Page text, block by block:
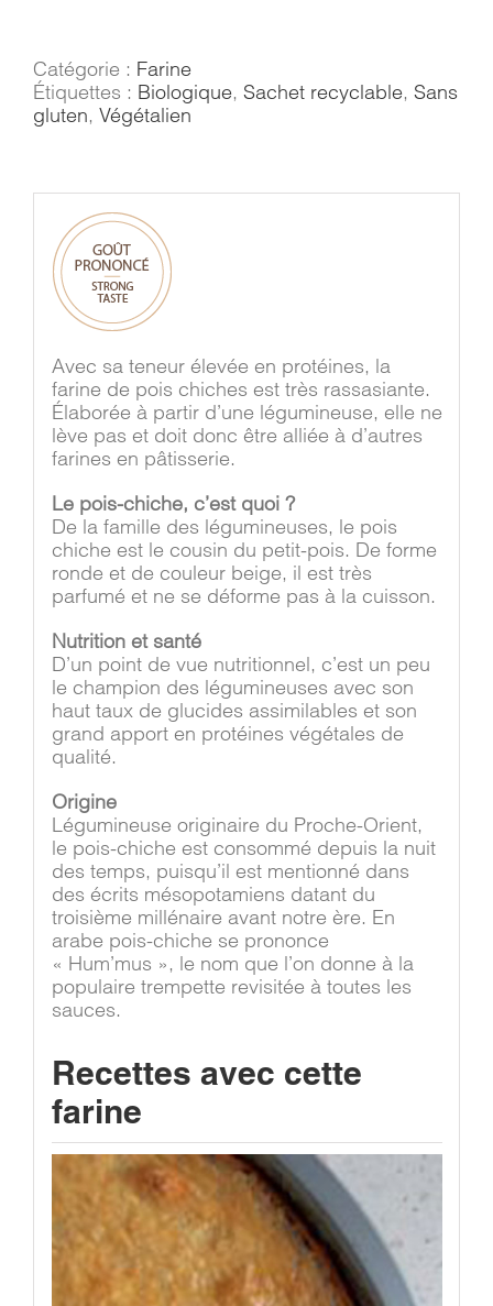
pois-
chiches
Catégorie : Farine
Étiquettes : Biologique, Sachet recyclable, Sans
gluten, Végétalien
Avec sa teneur élevée en protéines, la
farine de pois chiches est très rassasiante.
Élaborée à partir d’une légumineuse, elle ne
lève pas et doit donc être alliée à d’autres
farines en pâtisserie.
Le pois-chiche, c’est quoi ?
De la famille des légumineuses, le pois
chiche est le cousin du petit-pois. De forme
ronde et de couleur beige, il est très
parfumé et ne se déforme pas à la cuisson.
Nutrition et santé
D’un point de vue nutritionnel, c’est un peu
le champion des légumineuses avec son
haut taux de glucides assimilables et son
grand apport en protéines végétales de
qualité.
Origine
Légumineuse originaire du Proche-Orient,
le pois-chiche est consommé depuis la nuit
des temps, puisqu’il est mentionné dans
des écrits mésopotamiens datant du
troisième millénaire avant notre ère. En
arabe pois-chiche se prononce
« Hum’mus », le nom que l’on donne à la
populaire trempette revisitée à toutes les
sauces.
Recettes avec cette
farine